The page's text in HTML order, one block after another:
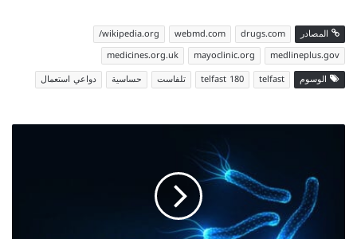
المصادر drugs.com
webmd.com
wikipedia.org/
medlineplus.gov
mayoclinic.org
medicines.org.uk
الوسوم
telfast
telfast 180 تلفاست حساسية دواعي استعمال
أفضل
جرثومة
المعدة